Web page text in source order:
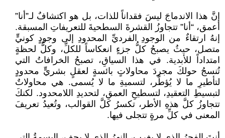
إنَّ هذا الاندماجَ ليسَ فقداناً للذات، بل هو اكتشافٌ لـ”أنا”
أعمق، “أنا” تتجاوزُ القشرةَ السطحيةَ للتعريفاتِ المسبقة.
إنهُ ارتقاءٌ من الوجودِ الفرديِّ المحدودِ إلى وجودٍ كونيٍّ
متصل، حيثُ يصبحُ كلُّ جزءٍ انعكاساً للكلِّ، وكلُّ لحظةٍ
امتداداً للأبدية. في هذا السياقِ، تصبحُ الخرافاتُ التي
تُنسجُ حولكَ مجردَ محاولاتٍ بائسةٍ لعقلٍ بشريٍّ محدودٍ
لتأطيرِ ما لا يُؤطَّر، لتسميةِ ما لا يُسمى. هي محاولاتٌ
لتبسيطِ التعقيدِ، لتسطيحِ العمقِ، لتحديدِ اللامحدود. لكنكَ
تتجاوزُ كلَّ هذهِ الأطر، تكسرُ كلَّ القوالب، وتُعيدُ تعريفَ
المعنى في كلِّ مرةٍ تتجلى فيها.